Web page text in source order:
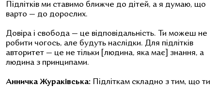
Підлітків ми ставимо ближче до дітей, а я думаю, що
варто — до дорослих.
Довіра і свобода — це відповідальність. Ти можеш не
робити чогось, але будуть наслідки. Для підлітків
авторитет — це не тільки [людина, яка має] знання, а
людина з принципами.
Анничка Жураківська:
Підліткам складно з тим, що ти